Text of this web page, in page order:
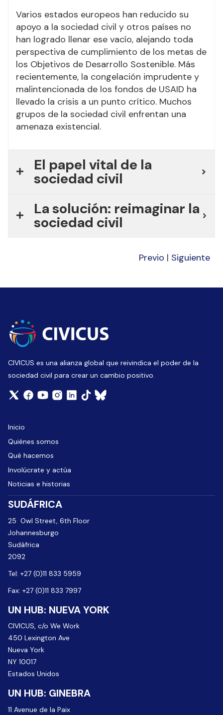
Varios estados europeos han reducido su
apoyo a la sociedad civil y otros países no
han logrado llenar ese vacío, alejando toda
perspectiva de cumplimiento de los metas de
los Objetivos de Desarrollo Sostenible. Más
recientemente, la congelación imprudente y
malintencionada de los fondos de USAID ha
llevado la crisis a un punto crítico. Muchos
grupos de la sociedad civil enfrentan una
amenaza existencial.
El papel vital de la
sociedad civil
La solución: reimaginar la
sociedad civil
Previo | Siguiente
CIVICUS es una alianza global que reivindica el poder de la
sociedad civil para crear un cambio positivo.
Inicio
Quiénes somos
Qué hacemos
Involúcrate y actúa
Noticias e historias
SUDÁFRICA
25 Owl Street, 6th Floor
Johannesburgo
Sudáfrica
2092
Tel: +27 (0)11 833 5959
Fax: +27 (0)11 833 7997
UN HUB: NUEVA YORK
CIVICUS, c/o We Work
450 Lexington Ave
Nueva York
NY 10017
Estados Unidos
UN HUB: GINEBRA
11 Avenue de la Paix